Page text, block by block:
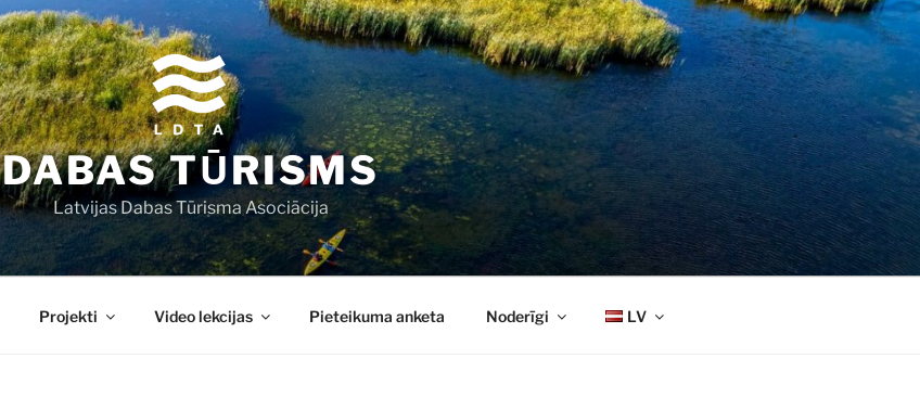
DABAS TŪRISMS
Latvijas Dabas Tūrisma Asociācija
Projekti Video lekcijas Pieteikuma anketa Noderīgi LV